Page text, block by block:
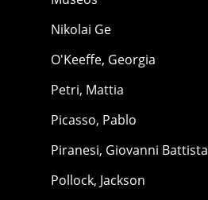
Nikolai Ge
O'Keeffe, Georgia
Petri, Mattia
Picasso, Pablo
Piranesi, Giovanni Battista
Pollock, Jackson